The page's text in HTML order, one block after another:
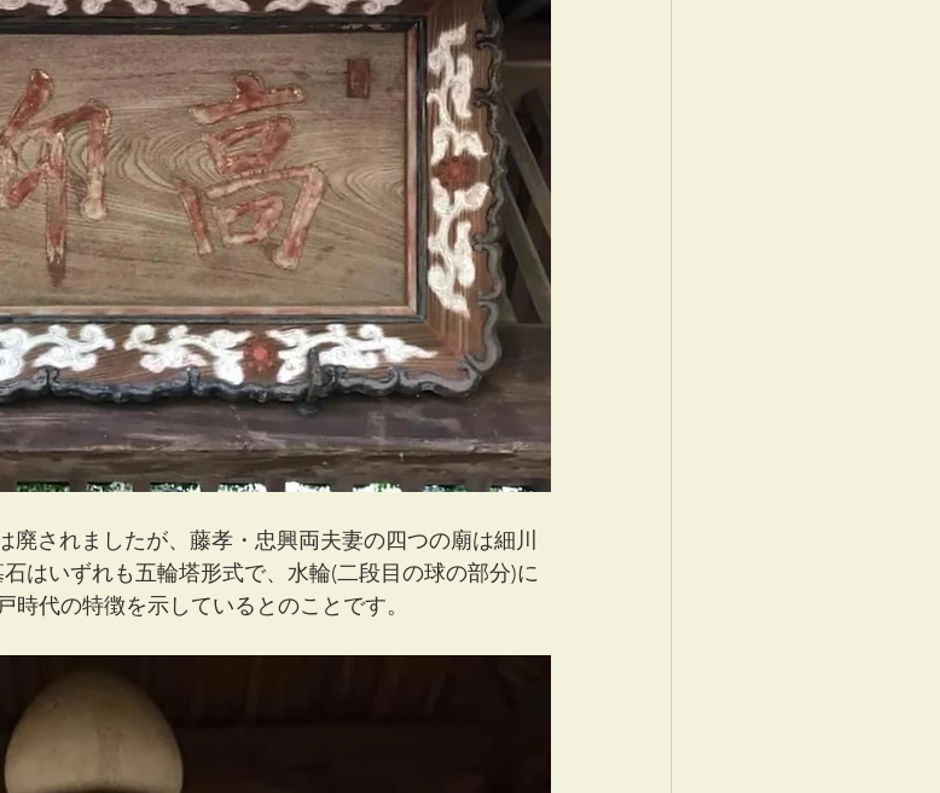
廃されましたが、藤孝・忠興両夫妻の四つの廟は細川
はいずれも五輪塔形式で、水輪(二段目の球の部分)に
時代の特徴を示しているとのことです。